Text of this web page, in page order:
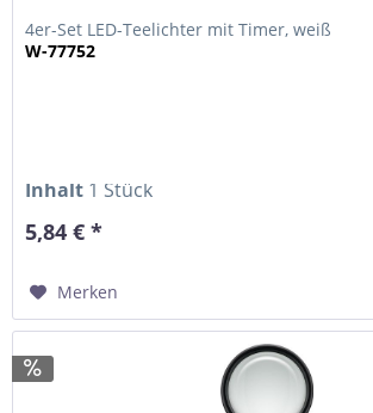
4er-Set LED-Teelichter mit Timer, weiß
W-77752
Inhalt 1 Stück
5,84 € *
Merken